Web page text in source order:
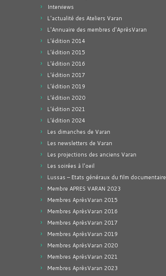
Interviews
L'actualité des Ateliers Varan
L'Annuaire des membres d'AprèsVaran
L'édition 2014
L'édition 2015
L'édition 2016
L'édition 2017
L'édition 2019
L'édition 2020
L'édition 2021
L'édition 2024
Les dimanches de Varan
Les newsletters de Varan
Les projections des anciens Varan
Les soirées à l'oeil
Lussas – Etats généraux du film documentaire
Membre APRES VARAN 2023
Membres AprèsVaran 2015
Membres AprèsVaran 2016
Membres AprèsVaran 2017
Membres AprèsVaran 2019
Membres AprèsVaran 2020
Membres AprèsVaran 2021
Membres AprèsVaran 2023